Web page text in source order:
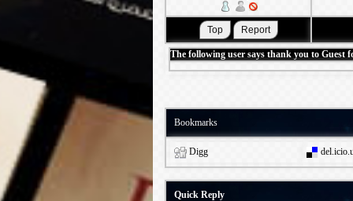
The following user says thank you to Guest
Bookmarks
Digg
Quick Reply